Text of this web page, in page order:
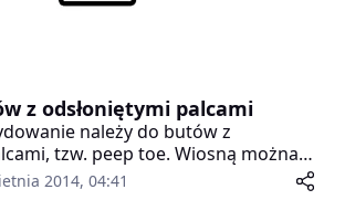
z odsłoniętymi palcami
należy do butów z
tzw. peep toe. Wiosną można
kilku ciekawych fasonów jak
platformy, botki i klasyczne baleriny.
2014, 04:41